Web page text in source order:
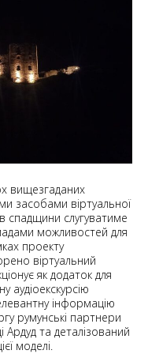
вищезгаданих
засобами віртуальної
спадщини слугуватиме
можливостей для
проекту
віртуальний
як додаток для
аудіоекскурсію
інформацію
румунські партнери
та деталізований
моделі.